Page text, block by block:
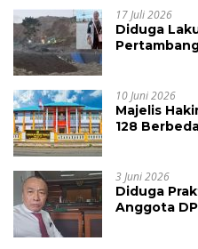
17 Juli 2026
Diduga
10 Juni 2026
Majelis
128
3 Juni 2026
Diduga
Anggota